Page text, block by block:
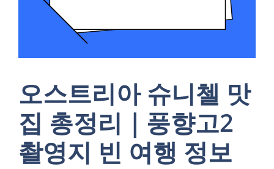
오스트리아 슈니첼 맛
집 총정리｜풍향고2
촬영지 빈 여행 정보